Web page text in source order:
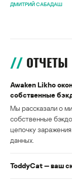
ДМИТРИЙ САБАДАШ
ОТЧЕТЫ
Awaken Likho
собственные
Мы рассказали о
собственные
цепочку
данных.
ToddyCat — ваш